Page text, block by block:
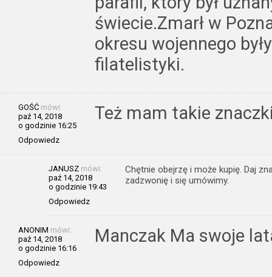
świecie.Zmarł w
okresu wojennego
filatelistyki.
GOŚĆ mówi:
paź 14, 2018
o godzinie 16:25
Odpowiedz
Też mam takie
JANUSZ mówi:
paź 14, 2018
o godzinie 19:43
Odpowiedz
Chętnie obejrzę i może kupię. Daj
zadzwonię i się umówimy.
ANONIM mówi:
paź 14, 2018
o godzinie 16:16
Odpowiedz
Manczak Ma swoje